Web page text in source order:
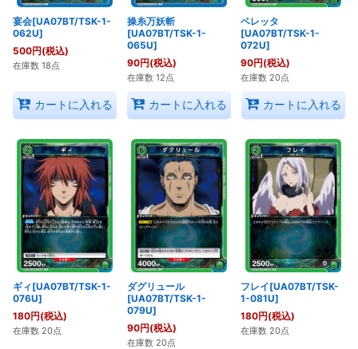
宴会[UA07BT/TSK-1-
062U]
500円(税込)
在庫数 18点
カートに入れる
操糸万妖斬
[UA07BT/TSK-1-
065U]
90円(税込)
在庫数 12点
カートに入れる
ベレッタ
[UA07BT/TSK-1-
072U]
90円(税込)
在庫数 20点
カートに入れる
ギィ[UA07BT/TSK-1-
076U]
180円(税込)
在庫数 20点
ダグリュール
[UA07BT/TSK-1-
079U]
90円(税込)
在庫数 20点
フレイ[UA07BT/TSK-
1-081U]
180円(税込)
在庫数 20点